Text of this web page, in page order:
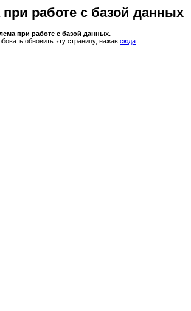
работе с базой данных
при работе с базой данных.
обновить эту страницу, нажав сюда